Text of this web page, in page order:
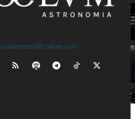
coelumastro@coelum.com